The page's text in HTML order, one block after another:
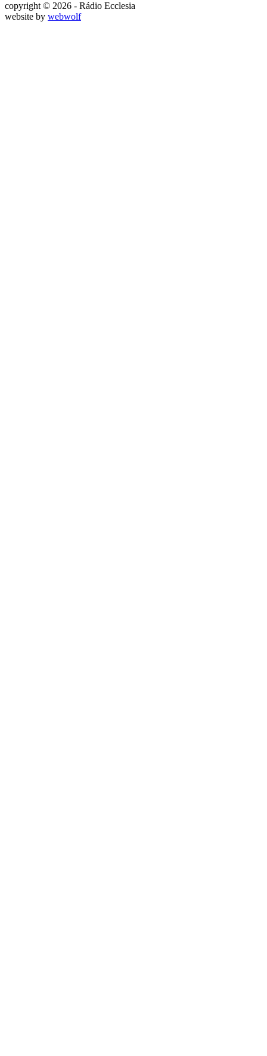
copyright © 2026 - Rádio Ecclesia
website by webwolf